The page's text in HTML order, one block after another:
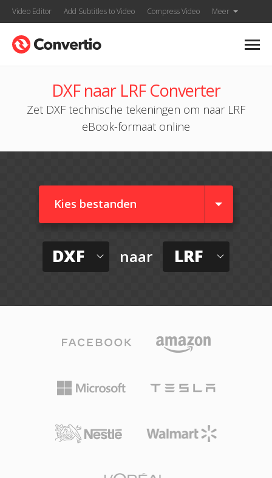
Video Editor Add Subtitles to Video Compress Video Meer
DXF naar LRF Converter
Zet DXF technische tekeningen om naar LRF
eBook-formaat online
Kies bestanden
DXF naar LRF